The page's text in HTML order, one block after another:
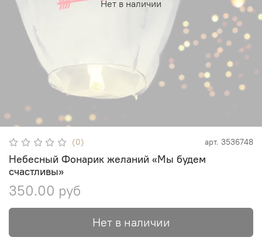
Нет в наличии
(0) арт. 3536748
Небесный Фонарик желаний «Мы будем
счастливы»
350.00 руб
Нет в наличии